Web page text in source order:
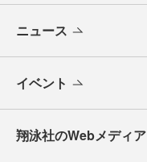
ニュース
イベント
翔泳社のWebメディア